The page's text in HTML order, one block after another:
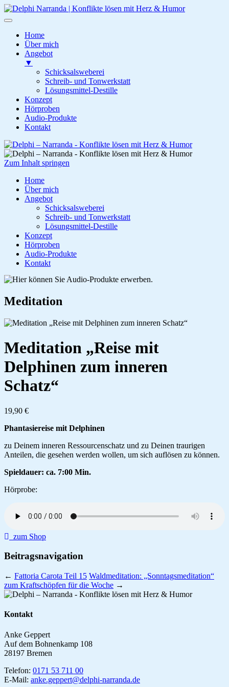
Home
Über mich
Angebot
▼
Schicksalsweberei
Schreib- und Tonwerkstatt
Lösungsmittel-Destille
Konzept
Hörproben
Audio-Produkte
Kontakt
Zum
Inhalt
springen
Delphi – Narranda
Konflikte lösen mit Herz & Humor
Zum Inhalt springen
Home
Über mich
Angebot
Schicksalsweberei
Schreib- und Tonwerkstatt
Lösungsmittel-Destille
Konzept
Hörproben
Audio-Produkte
Kontakt
Meditation
Meditation „Reise mit
Delphinen zum inneren
Schatz“
19,90 €
Phantasiereise mit Delphinen
zu Deinem inneren Ressourcenschatz und zu Deinen traurigen
Anteilen, die gesehen werden wollen, um sich auflösen zu können.
Spieldauer: ca. 7:00 Min.
Hörprobe:
zum Shop
Beitragsnavigation
← Fattoria Carota Teil 15 Waldmeditation: „Sonntagsmeditation“
zum Kraftschöpfen für die Woche →
Kontakt
Anke Geppert
Auf dem Bohnenkamp 108
28197 Bremen
Telefon: 0171 53 711 00
E-Mail: anke.geppert@delphi-narranda.de